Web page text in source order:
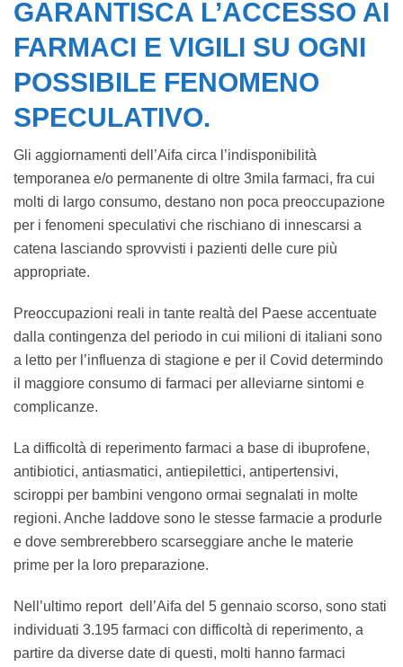
GARANTISCA L’ACCESSO AI
FARMACI E VIGILI SU OGNI
POSSIBILE FENOMENO
SPECULATIVO.
Gli aggiornamenti dell’Aifa circa l’indisponibilità
temporanea e/o permanente di oltre 3mila farmaci, fra cui
molti di largo consumo, destano non poca preoccupazione
per i fenomeni speculativi che rischiano di innescarsi a
catena lasciando sprovvisti i pazienti delle cure più
appropriate.
Preoccupazioni reali in tante realtà del Paese accentuate
dalla contingenza del periodo in cui milioni di italiani sono
a letto per l’influenza di stagione e per il Covid determindo
il maggiore consumo di farmaci per alleviarne sintomi e
complicanze.
La difficoltà di reperimento farmaci a base di ibuprofene,
antibiotici, antiasmatici, antiepilettici, antipertensivi,
sciroppi per bambini vengono ormai segnalati in molte
regioni. Anche laddove sono le stesse farmacie a produrle
e dove sembrerebbero scarseggiare anche le materie
prime per la loro preparazione.
Nell’ultimo report dell’Aifa del 5 gennaio scorso, sono stati
individuati 3.195 farmaci con difficoltà di reperimento, a
partire da diverse date di questi, molti hanno farmaci